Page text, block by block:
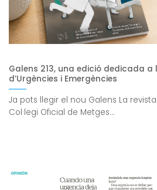
Galens 213, una edició dedicada a
d’Urgències i Emergències
Ja pots llegir el nou Galens La
Col·legi Oficial de Metges...